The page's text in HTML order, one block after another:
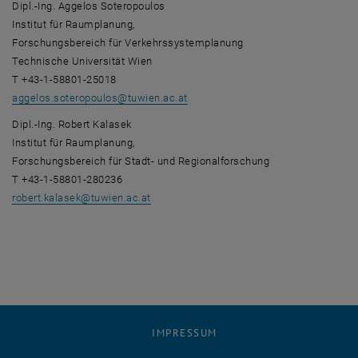
Dipl.-Ing. Aggelos Soteropoulos
Institut für Raumplanung,
Forschungsbereich für Verkehrssystemplanung
Technische Universität Wien
T +43-1-58801-25018
aggelos.soteropoulos@tuwien.ac.at
Dipl.-Ing. Robert Kalasek
Institut für Raumplanung,
Forschungsbereich für Stadt- und Regionalforschung
T +43-1-58801-280236
robert.kalasek@tuwien.ac.at
IMPRESSUM